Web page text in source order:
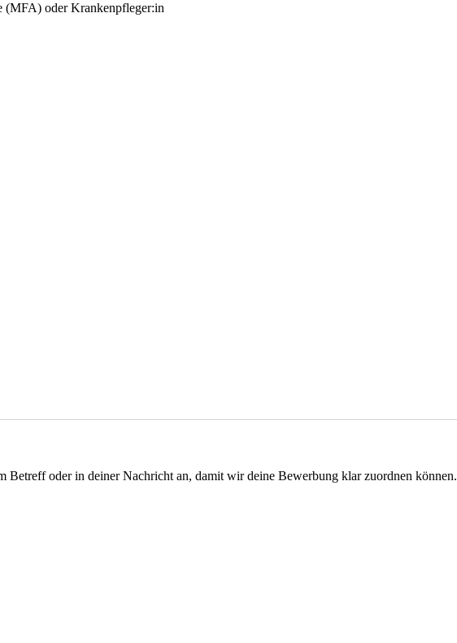
(MFA) oder Krankenpfleger:in
Betreff oder in deiner Nachricht an, damit wir deine Bewerbung klar zuordnen können.